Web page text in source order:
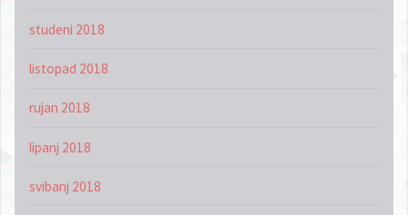
studeni 2018
listopad 2018
rujan 2018
lipanj 2018
svibanj 2018